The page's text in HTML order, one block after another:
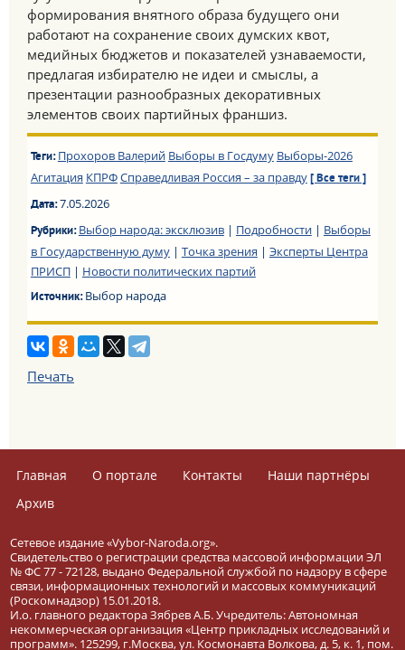
формирования внятного образа будущего они
работают на сохранение своих думских квот,
медийных бюджетов и показателей узнаваемости,
предлагая избирателю не идеи и смыслы, а
презентации разнообразных декоративных
элементов своих партийных франшиз.
Теги: Прохоров Валерий Выборы в Госдуму Выборы-2026
Агитация КПРФСправедливая Россия – за правду [ Все теги ]
Дата:7.05.2026
Рубрики:Выбор народа: эксклюзив| Подробности| Выборы
в Государственную думу| Точка зрения | Эксперты Центра
ПРИСП| Новости политических партий
Источник:Выбор народа
Печать
Главная О портале Контакты
Наши партнёры
Архив
Сетевое издание «Vybor-Naroda.org».
Свидетельство о регистрации средства массовой информации ЭЛ
№ ФС 77 - 72128, выдано Федеральной службой по надзору в сфере
связи, информационных технологий и массовых коммуникаций
(Роскомнадзор) 15.01.2018.
И.о. главного редактора Зябрев А.Б. Учредитель: Автономная
некоммерческая организация «Центр прикладных исследований и
программ». 125299, г.Москва, ул. Космонавта Волкова, д. 5, к. 1, пом.